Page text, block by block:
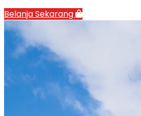
Belanja Sekarang